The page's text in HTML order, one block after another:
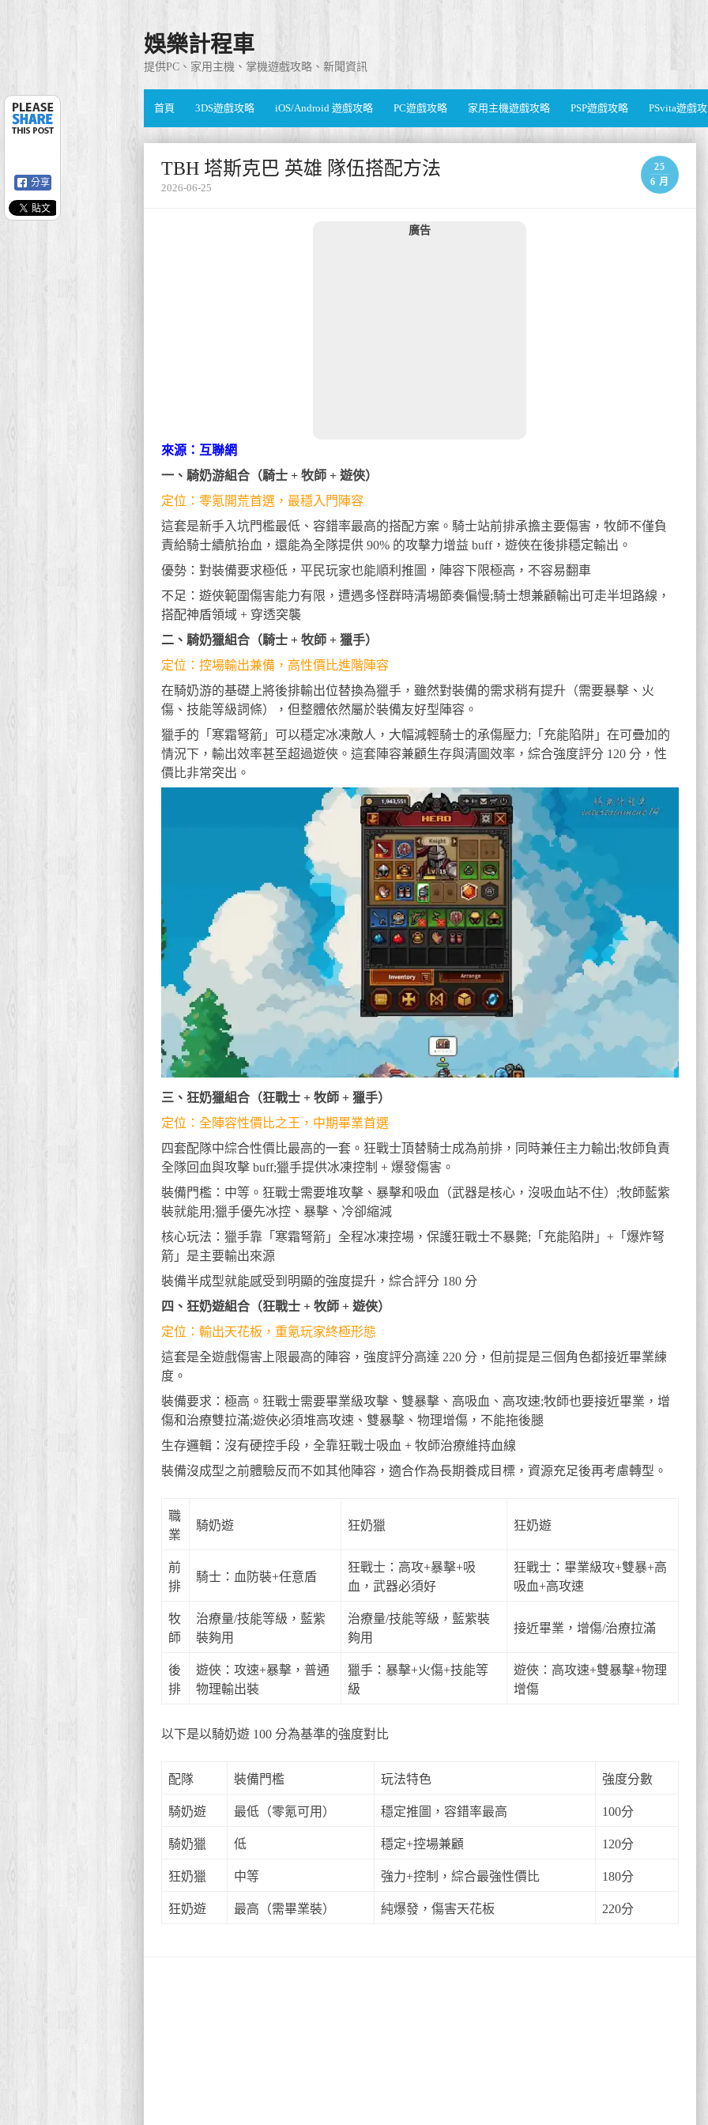
娛樂計程車
提供PC、家用主機、掌機遊戲攻略、新聞資訊
首頁 3DS遊戲攻略 iOS/Android 遊戲攻略 PC遊戲攻略 家用主機遊戲攻略 PSP遊戲攻略 PSvita遊戲
TBH 塔斯克巴 英雄 隊伍搭配方法
25
6 月
2026-06-25
廣告
來源：互聯網
一、騎奶游組合（騎士 + 牧師 + 遊俠）
定位：零氪開荒首選，最穩入門陣容
這套是新手入坑門檻最低、容錯率最高的搭配方案。騎士站前排承擔主要傷害，牧師不僅負
責給騎士續航抬血，還能為全隊提供 90% 的攻擊力增益 buff，遊俠在後排穩定輸出。
優勢：對裝備要求極低，平民玩家也能順利推圖，陣容下限極高，不容易翻車
不足：遊俠範圍傷害能力有限，遭遇多怪群時清場節奏偏慢;騎士想兼顧輸出可走半坦路線，
搭配神盾領域 + 穿透突襲
二、騎奶獵組合（騎士 + 牧師 + 獵手）
定位：控場輸出兼備，高性價比進階陣容
在騎奶游的基礎上將後排輸出位替換為獵手，雖然對裝備的需求稍有提升（需要暴擊、火
傷、技能等級詞條），但整體依然屬於裝備友好型陣容。
獵手的「寒霜弩箭」可以穩定冰凍敵人，大幅減輕騎士的承傷壓力;「充能陷阱」在可疊加的
情況下，輸出效率甚至超過遊俠。這套陣容兼顧生存與清圖效率，綜合強度評分 120 分，性
價比非常突出。
三、狂奶獵組合（狂戰士 + 牧師 + 獵手）
定位：全陣容性價比之王，中期畢業首選
四套配隊中綜合性價比最高的一套。狂戰士頂替騎士成為前排，同時兼任主力輸出;牧師負責
全隊回血與攻擊 buff;獵手提供冰凍控制 + 爆發傷害。
裝備門檻：中等。狂戰士需要堆攻擊、暴擊和吸血（武器是核心，沒吸血站不住）;牧師藍紫
裝就能用;獵手優先冰控、暴擊、冷卻縮減
核心玩法：獵手靠「寒霜弩箭」全程冰凍控場，保護狂戰士不暴斃;「充能陷阱」+「爆炸弩
箭」是主要輸出來源
裝備半成型就能感受到明顯的強度提升，綜合評分 180 分
四、狂奶遊組合（狂戰士 + 牧師 + 遊俠）
定位：輸出天花板，重氪玩家終極形態
這套是全遊戲傷害上限最高的陣容，強度評分高達 220 分，但前提是三個角色都接近畢業練
度。
裝備要求：極高。狂戰士需要畢業級攻擊、雙暴擊、高吸血、高攻速;牧師也要接近畢業，增
傷和治療雙拉滿;遊俠必須堆高攻速、雙暴擊、物理增傷，不能拖後腿
生存邏輯：沒有硬控手段，全靠狂戰士吸血 + 牧師治療維持血線
裝備沒成型之前體驗反而不如其他陣容，適合作為長期養成目標，資源充足後再考慮轉型。
職
業
騎奶遊 狂奶獵 狂奶遊
前
排
騎士：血防裝+任意盾
狂戰士：高攻+暴擊+吸
血，武器必須好
狂戰士：畢業級攻+雙暴+高
吸血+高攻速
牧
師
治療量/技能等級，藍紫
裝夠用
治療量/技能等級，藍紫裝
夠用
接近畢業，增傷/治療拉滿
後
排
遊俠：攻速+暴擊，普通
物理輸出裝
獵手：暴擊+火傷+技能等
級
遊俠：高攻速+雙暴擊+物理
增傷
以下是以騎奶遊 100 分為基準的強度對比
配隊 裝備門檻 玩法特色 強度分數
騎奶遊 最低（零氪可用） 穩定推圖，容錯率最高 100分
騎奶獵 低 穩定+控場兼顧 120分
狂奶獵 中等 強力+控制，綜合最強性價比 180分
狂奶遊 最高（需畢業裝） 純爆發，傷害天花板 220分
分享